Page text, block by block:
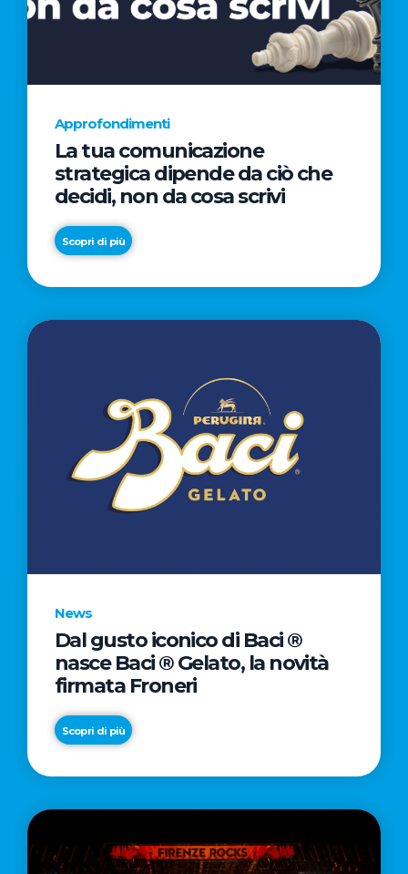
AL
CINEMA
NELLA
CAMPAGNA
REGISTA
PREMIO
OSCAR®
Approfondimenti
La tua comunicazione
strategica dipende da ciò che
decidi, non da cosa scrivi
Scopri di più
News
Dal gusto iconico di Baci ®
nasce Baci ® Gelato, la novità
firmata Froneri
Scopri di più